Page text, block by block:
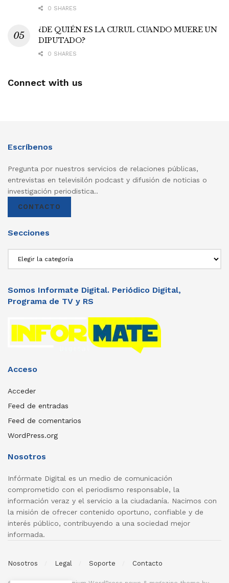
0 SHARES
¿DE QUIÉN ES LA CURUL CUANDO MUERE UN
DIPUTADO?
0 SHARES
Connect with us
Escríbenos
Pregunta por nuestros servicios de relaciones públicas,
entrevistas en televisilón podcast y difusión de noticias o
investigación periodistica..
CONTACTO
Secciones
Somos Informate Digital. Periódico Digital,
Programa de TV y RS
Acceso
Acceder
Feed de entradas
Feed de comentarios
WordPress.org
Nosotros
Infórmate Digital es un medio de comunicación
comprometido con el periodismo responsable, la
información veraz y el servicio a la ciudadanía. Nacimos con
la misión de ofrecer contenido oportuno, confiable y de
interés público, contribuyendo a una sociedad mejor
informada.
Nosotros Legal Soporte Contacto